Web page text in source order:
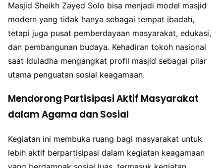
Masjid Sheikh Zayed Solo bisa menjadi model masjid
modern yang tidak hanya sebagai tempat ibadah,
tetapi juga pusat pemberdayaan masyarakat, edukasi,
dan pembangunan budaya. Kehadiran tokoh nasional
saat Iduladha mengangkat profil masjid sebagai pilar
utama penguatan sosial keagamaan.
Mendorong Partisipasi Aktif Masyarakat
dalam Agama dan Sosial
Kegiatan ini membuka ruang bagi masyarakat untuk
lebih aktif berpartisipasi dalam kegiatan keagamaan